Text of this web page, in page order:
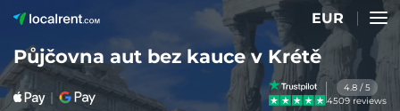
EUR
Půjčovna aut bez kauce v Krétě
4.8 / 5
4509 reviews